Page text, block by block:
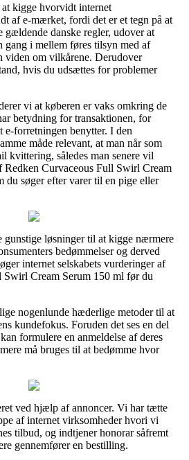
kigge hvorvidt internet
af e-mærket, fordi det er et tegn på at
gældende danske regler, udover at
gang i mellem føres tilsyn med af
viden om vilkårene. Derudover
hvis du udsættes for problemer
vi at køberen er vaks omkring de
betydning for transaktionen, for
e-forretningen benytter. I den
måde relevant, at man når som
kvittering, således man senere vil
Redken Curvaceous Full Swirl Cream
du søger efter varer til en pige eller
gunstige løsninger til at kigge nærmere
bedømmelser og derved
internet selskabets vurderinger af
Swirl Cream Serum 150 ml før du
nogenlunde hæderlige metoder til at
kundefokus. Foruden det ses en del
formulere en anmeldelse af deres
må bruges til at bedømme hvor
ved hjælp af annoncer. Vi har tætte
af internet virksomheder hvori vi
tilbud, og indtjener honorar såfremt
gennemfører en bestilling.